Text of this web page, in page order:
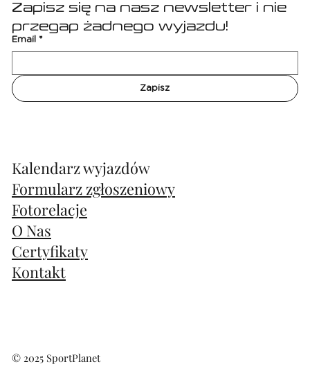
Zapisz się na nasz newsletter i nie
przegap żadnego wyjazdu!
Email *
Zapisz
Kalendarz wyjazdów
Formularz zgłoszeniowy
Fotorelacje
O Nas
Certyfikaty
Kontakt
© 2025 SportPlanet